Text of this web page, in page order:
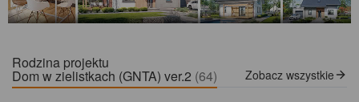
Rodzina projektu
Dom w zielistkach (GNTA) ver.2 (64) Zobacz wszystkie